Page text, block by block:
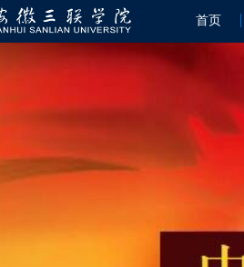
首页